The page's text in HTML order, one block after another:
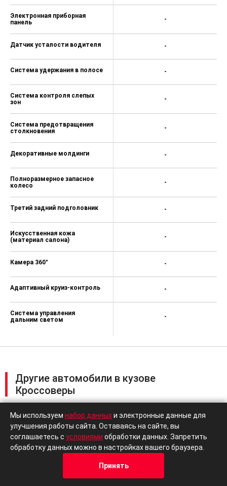
Электронная приборная
панель
Датчик усталости водителя
Система удержания в полосе
Система контроля слепых
зон
Система предотвращения
столкновения
Декоративные молдинги
Полноразмерное запасное
колесо
Третий задний подголовник
Искусственная кожа
(материал салона)
Камера 360°
Адаптивный круиз-контроль
Система управления
дальним светом
-
-
-
-
-
-
-
-
-
-
-
-
Другие автомобили в кузове
Кроссоверы
В наличии
Changan
CS35
Мы используем набор данныхи электронные данные для
улучшения работы сайта. Оставаясь на сайте, вы
соглашаетесь с условиями обработки данных. Запретить
обработку данных можно в настройках вашего браузера.
Принять
Отзывы Позвонить Адрес